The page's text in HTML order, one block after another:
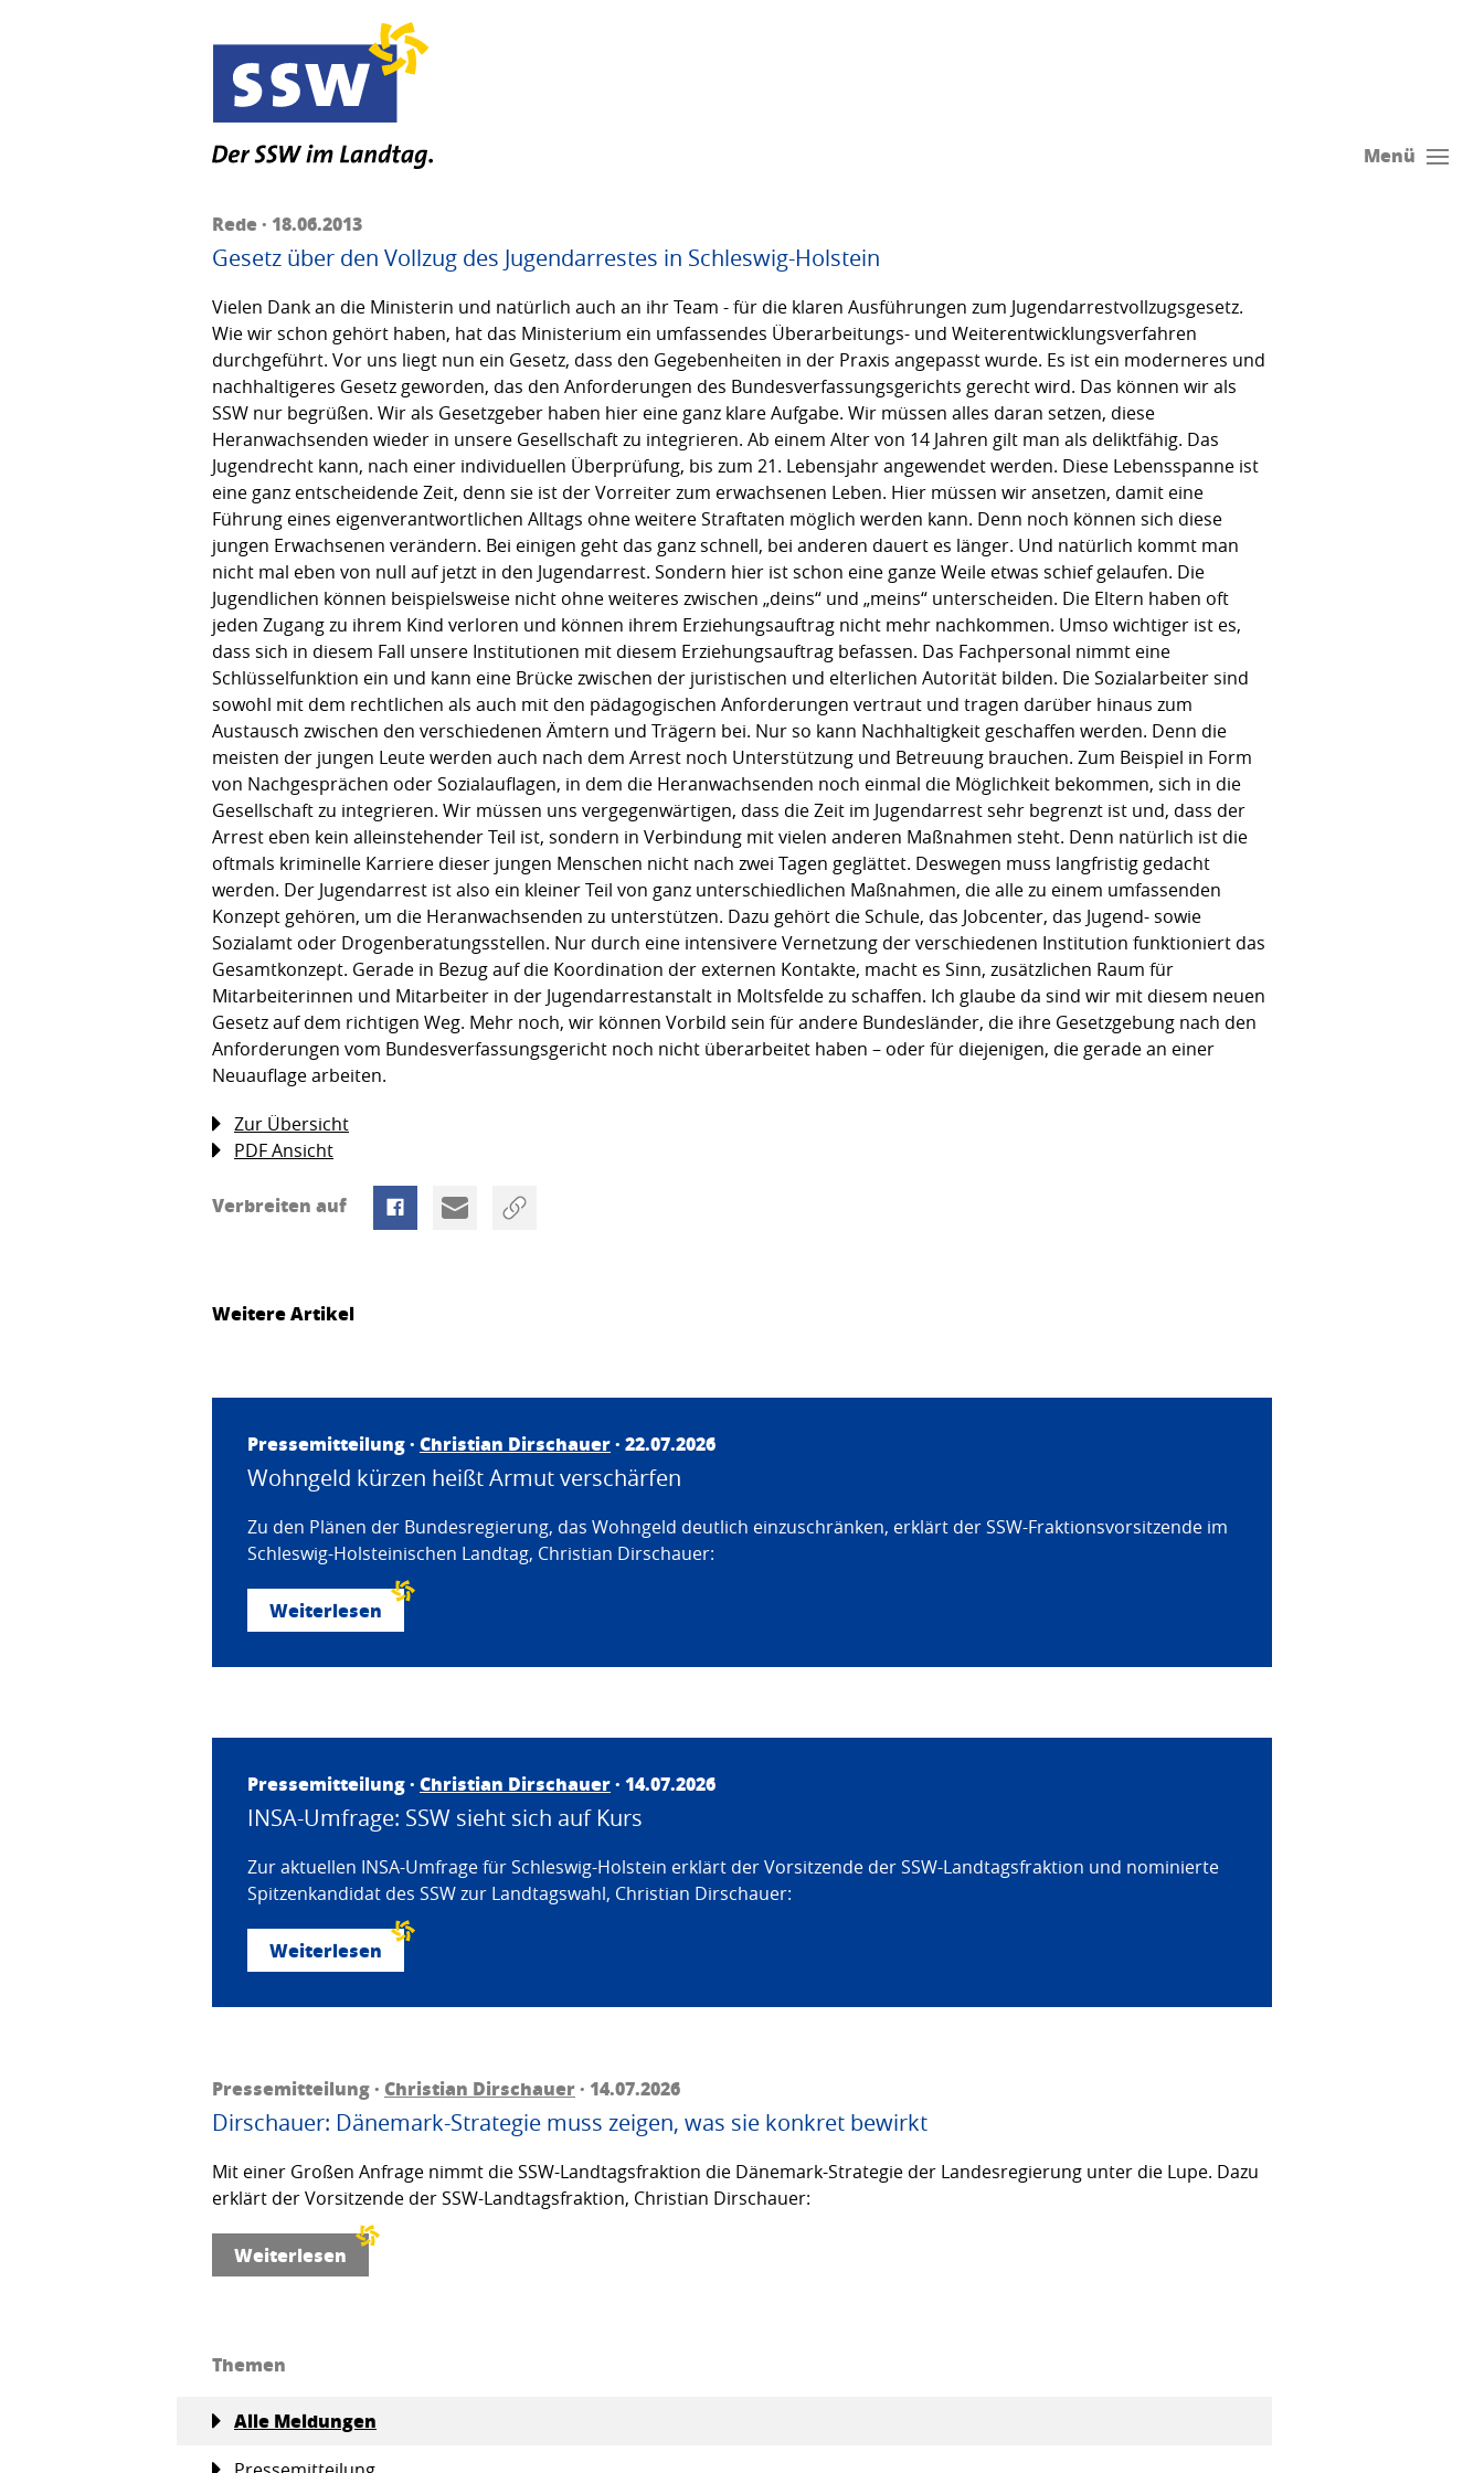
Menü
Rede · 18.06.2013
Gesetz über den Vollzug des Jugendarrestes in Schleswig-Holstein
Vielen Dank an die Ministerin und natürlich auch an ihr Team - für die klaren Ausführungen zum Jugendarrestvollzugsgesetz.
Wie wir schon gehört haben, hat das Ministerium ein umfassendes Überarbeitungs- und Weiterentwicklungsverfahren
durchgeführt. Vor uns liegt nun ein Gesetz, dass den Gegebenheiten in der Praxis angepasst wurde. Es ist ein moderneres und
nachhaltigeres Gesetz geworden, das den Anforderungen des Bundesverfassungsgerichts gerecht wird. Das können wir als
SSW nur begrüßen. Wir als Gesetzgeber haben hier eine ganz klare Aufgabe. Wir müssen alles daran setzen, diese
Heranwachsenden wieder in unsere Gesellschaft zu integrieren. Ab einem Alter von 14 Jahren gilt man als deliktfähig. Das
Jugendrecht kann, nach einer individuellen Überprüfung, bis zum 21. Lebensjahr angewendet werden. Diese Lebensspanne ist
eine ganz entscheidende Zeit, denn sie ist der Vorreiter zum erwachsenen Leben. Hier müssen wir ansetzen, damit eine
Führung eines eigenverantwortlichen Alltags ohne weitere Straftaten möglich werden kann. Denn noch können sich diese
jungen Erwachsenen verändern. Bei einigen geht das ganz schnell, bei anderen dauert es länger. Und natürlich kommt man
nicht mal eben von null auf jetzt in den Jugendarrest. Sondern hier ist schon eine ganze Weile etwas schief gelaufen. Die
Jugendlichen können beispielsweise nicht ohne weiteres zwischen „deins“ und „meins“ unterscheiden. Die Eltern haben oft
jeden Zugang zu ihrem Kind verloren und können ihrem Erziehungsauftrag nicht mehr nachkommen. Umso wichtiger ist es,
dass sich in diesem Fall unsere Institutionen mit diesem Erziehungsauftrag befassen. Das Fachpersonal nimmt eine
Schlüsselfunktion ein und kann eine Brücke zwischen der juristischen und elterlichen Autorität bilden. Die Sozialarbeiter sind
sowohl mit dem rechtlichen als auch mit den pädagogischen Anforderungen vertraut und tragen darüber hinaus zum
Austausch zwischen den verschiedenen Ämtern und Trägern bei. Nur so kann Nachhaltigkeit geschaffen werden. Denn die
meisten der jungen Leute werden auch nach dem Arrest noch Unterstützung und Betreuung brauchen. Zum Beispiel in Form
von Nachgesprächen oder Sozialauflagen, in dem die Heranwachsenden noch einmal die Möglichkeit bekommen, sich in die
Gesellschaft zu integrieren. Wir müssen uns vergegenwärtigen, dass die Zeit im Jugendarrest sehr begrenzt ist und, dass der
Arrest eben kein alleinstehender Teil ist, sondern in Verbindung mit vielen anderen Maßnahmen steht. Denn natürlich ist die
oftmals kriminelle Karriere dieser jungen Menschen nicht nach zwei Tagen geglättet. Deswegen muss langfristig gedacht
werden. Der Jugendarrest ist also ein kleiner Teil von ganz unterschiedlichen Maßnahmen, die alle zu einem umfassenden
Konzept gehören, um die Heranwachsenden zu unterstützen. Dazu gehört die Schule, das Jobcenter, das Jugend- sowie
Sozialamt oder Drogenberatungsstellen. Nur durch eine intensivere Vernetzung der verschiedenen Institution funktioniert das
Gesamtkonzept. Gerade in Bezug auf die Koordination der externen Kontakte, macht es Sinn, zusätzlichen Raum für
Mitarbeiterinnen und Mitarbeiter in der Jugendarrestanstalt in Moltsfelde zu schaffen. Ich glaube da sind wir mit diesem neuen
Gesetz auf dem richtigen Weg. Mehr noch, wir können Vorbild sein für andere Bundesländer, die ihre Gesetzgebung nach den
Anforderungen vom Bundesverfassungsgericht noch nicht überarbeitet haben – oder für diejenigen, die gerade an einer
Neuauflage arbeiten.
Zur Übersicht
PDF Ansicht
Verbreiten auf
Weitere Artikel
Pressemitteilung · Christian Dirschauer· 22.07.2026
Wohngeld kürzen heißt Armut verschärfen
Zu den Plänen der Bundesregierung, das Wohngeld deutlich einzuschränken, erklärt der SSW-Fraktionsvorsitzende im
Schleswig-Holsteinischen Landtag, Christian Dirschauer:
Weiterlesen
Pressemitteilung · Christian Dirschauer· 14.07.2026
INSA-Umfrage: SSW sieht sich auf Kurs
Zur aktuellen INSA-Umfrage für Schleswig-Holstein erklärt der Vorsitzende der SSW-Landtagsfraktion und nominierte
Spitzenkandidat des SSW zur Landtagswahl, Christian Dirschauer:
Weiterlesen
Pressemitteilung · Christian Dirschauer· 14.07.2026
Dirschauer: Dänemark-Strategie muss zeigen, was sie konkret bewirkt
Mit einer Großen Anfrage nimmt die SSW-Landtagsfraktion die Dänemark-Strategie der Landesregierung unter die Lupe. Dazu
erklärt der Vorsitzende der SSW-Landtagsfraktion, Christian Dirschauer:
Weiterlesen
Themen
Alle Meldungen